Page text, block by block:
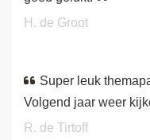
H. de Groot
Super leuk
Volgend jaar weer
R. de Tirtoff